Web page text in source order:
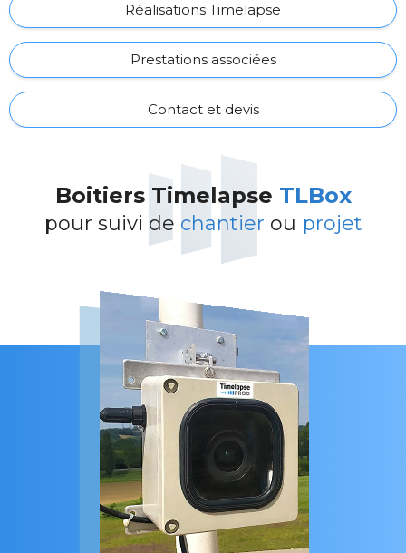
Réalisations Timelapse
Prestations associées
Contact et devis
Boitiers Timelapse TLBox
pour suivi de chantier ou projet